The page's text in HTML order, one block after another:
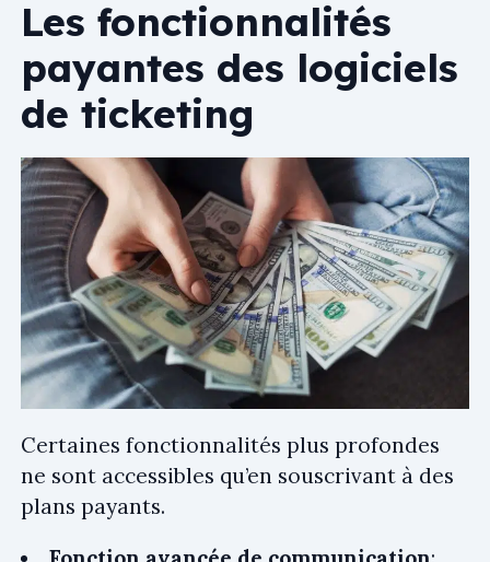
Les fonctionnalités
payantes des logiciels
de ticketing
Certaines fonctionnalités plus profondes
ne sont accessibles qu’en souscrivant à des
plans payants.